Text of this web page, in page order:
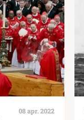
08 apr. 2022